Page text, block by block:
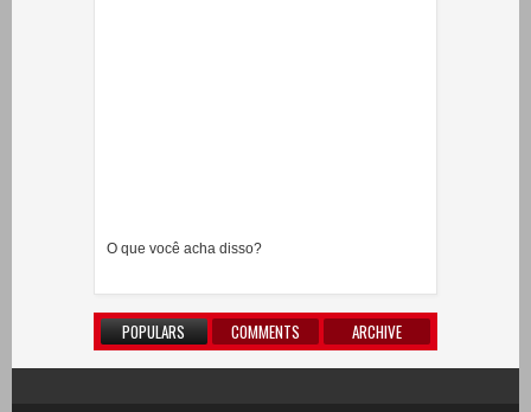
O que você acha disso?
POPULARS COMMENTS ARCHIVE